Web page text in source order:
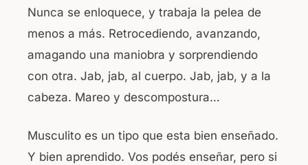
Nunca se enloquece, y trabaja la pelea de
menos a más. Retrocediendo, avanzando,
amagando una maniobra y sorprendiendo
con otra. Jab, jab, al cuerpo. Jab, jab, y a la
cabeza. Mareo y descompostura…
Musculito es un tipo que esta bien enseñado.
Y bien aprendido. Vos podés enseñar, pero si